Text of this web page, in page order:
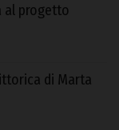
al progetto
di Marta